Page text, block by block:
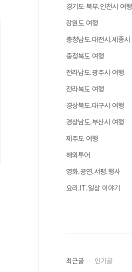
경기도 북부.인천시 여행
강원도 여행
충청남도.대전시.세종시
충청북도 여행
전라남도.광주시 여행
전라북도 여행
경상북도.대구시 여행
경상남도.부산시 여행
제주도 여행
해외투어
영화.공연.서평.행사
요리.IT.일상 이야기
최근글 인기글